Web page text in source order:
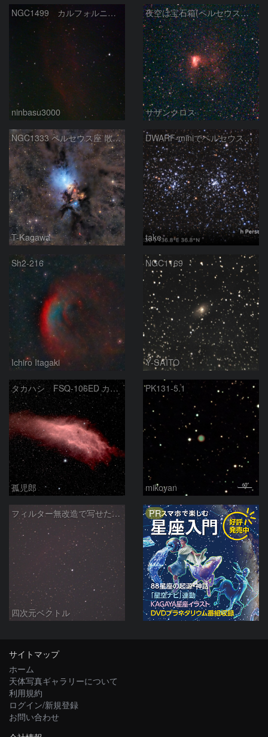
NGC1499 カルフォルニア星雲
ninbasu3000
夜空は宝石箱(ペルセウス座 NGC1491) Seestar50
サザンクロス
NGC1333 ペルセウス座 散光星雲
T-Kagawa
DWARF-miniでペルセウス座の二重星団
take
Sh2-216
Ichiro Itagaki
NGC1169
Y-SAITO
タカハシ FSQ-106ED カリフォルニア星雲
孤児郎
PK131-5.1
mikoyan
フィルター無改造で写せたカリフォルニア星雲
四次元ベクトル
PR
サイトマップ
ホーム
天体写真ギャラリーについて
利用規約
ログイン/新規登録
お問い合わせ